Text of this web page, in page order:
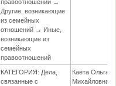
правоотношений →
Другие, возникающие
из семейных
отношений → Иные,
возникающие из
семейных
правоотношений
КАТЕГОРИЯ: Дела,
связанные с
Каёта Ольга
Михайловна